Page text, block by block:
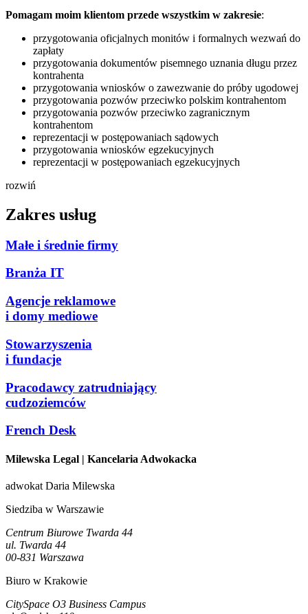
Pomagam moim klientom przede wszystkim w zakresie:
przygotowania oficjalnych monitów i formalnych wezwań do
zapłaty
przygotowania dokumentów pisemnego uznania długu przez
kontrahenta
przygotowania wniosków o zawezwanie do próby ugodowej
przygotowania pozwów przeciwko polskim kontrahentom
przygotowania pozwów przeciwko zagranicznym
kontrahentom
reprezentacji w postępowaniach sądowych
przygotowania wniosków egzekucyjnych
reprezentacji w postępowaniach egzekucyjnych
rozwiń
Zakres usług
Małe i średnie firmy
Branża IT
Agencje reklamowe
i domy mediowe
Stowarzyszenia
i fundacje
Pracodawcy zatrudniający
cudzoziemców
French Desk
Milewska Legal | Kancelaria Adwokacka
adwokat Daria Milewska
Siedziba w Warszawie
Centrum Biurowe Twarda 44
ul. Twarda 44
00-831 Warszawa
Biuro w Krakowie
CitySpace O3 Business Campus